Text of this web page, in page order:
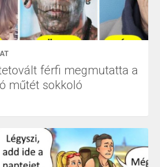
férfi megmutatta a
műtét sokkoló